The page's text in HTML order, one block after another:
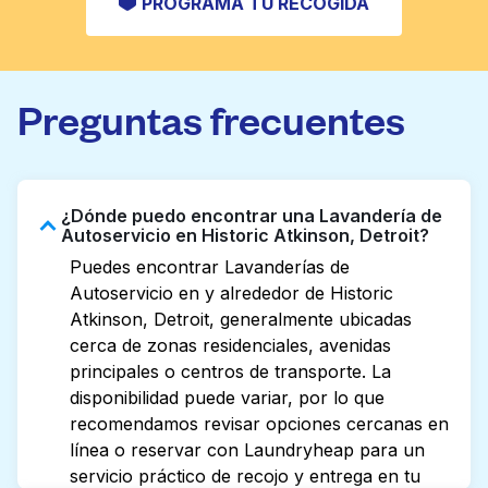
Preguntas frecuentes
¿Dónde puedo encontrar una Lavandería de
Autoservicio en Historic Atkinson, Detroit?
Puedes encontrar Lavanderías de
Autoservicio en y alrededor de Historic
Atkinson, Detroit, generalmente ubicadas
cerca de zonas residenciales, avenidas
principales o centros de transporte. La
disponibilidad puede variar, por lo que
recomendamos revisar opciones cercanas en
línea o reservar con Laundryheap para un
servicio práctico de recojo y entrega en tu